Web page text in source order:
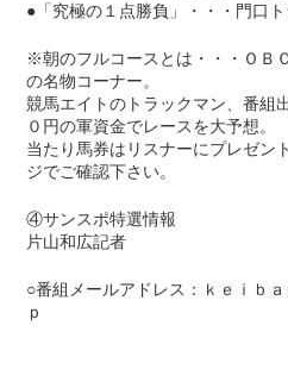
●「究極の１点勝負」・・・門口
※朝のフルコースとは・・・ＯＢ
の名物コーナー。
競馬エイトのトラックマン、番組
０円の軍資金でレースを大予想。
当たり馬券はリスナーにプレゼン
ジでご確認下さい。
④サンスポ特選情報
片山和広記者
○番組メールアドレス：ｋｅｉｂ
ｐ